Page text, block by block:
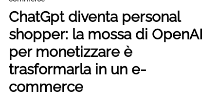
ChatGpt diventa personal
shopper: la mossa di OpenAI
per monetizzare è
trasformarla in un e-
commerce